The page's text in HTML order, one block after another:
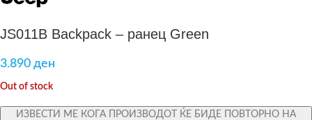
JS011B Backpack – ранец Green
3.890 ден
Out of stock
ИЗВЕСТИ МЕ КОГА ПРОИЗВОДОТ ЌЕ БИДЕ ПОВТОРНО НА